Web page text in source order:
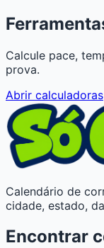
Calcule pace,
prova.
Abrir calculadoras
Calendário de
cidade, estado,
Encontrar